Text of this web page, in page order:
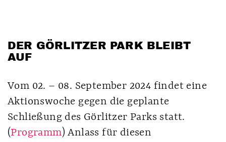
DER GÖRLITZER PARK BLEIBT
AUF
Vom 02. – 08. September 2024 findet eine
Aktionswoche gegen die geplante
Schließung des Görlitzer Parks statt.
(Programm) Anlass für diesen